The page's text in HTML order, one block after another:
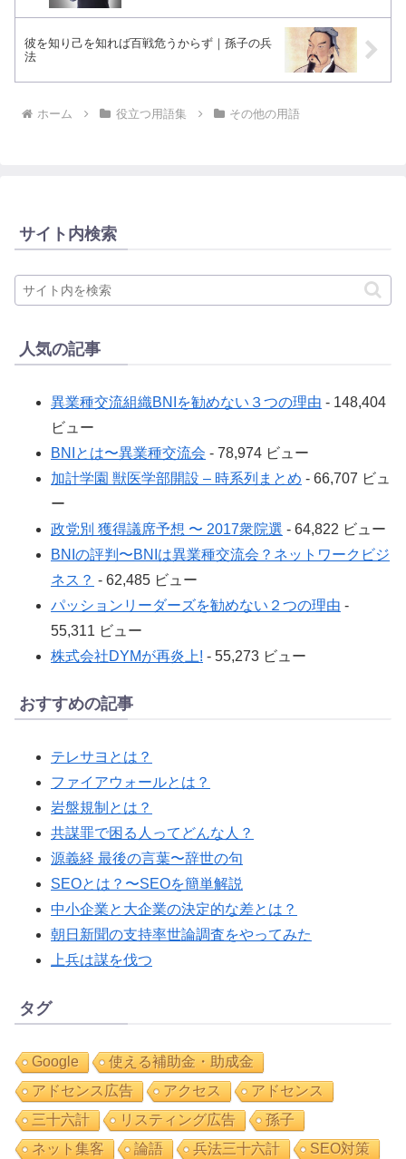
彼を知り己を知れば百戦危うからず｜孫子の兵
法
ホーム 役立つ用語集 その他の用語
サイト内検索
人気の記事
異業種交流組織BNIを勧めない３つの理由 - 148,404
ビュー
BNIとは〜異業種交流会 - 78,974 ビュー
加計学園 獣医学部開設 – 時系列まとめ - 66,707 ビュ
ー
政党別 獲得議席予想 〜 2017衆院選 - 64,822 ビュー
BNIの評判〜BNIは異業種交流会？ネットワークビジ
ネス？ - 62,485 ビュー
パッションリーダーズを勧めない２つの理由 -
55,311 ビュー
株式会社DYMが再炎上! - 55,273 ビュー
おすすめの記事
テレサヨとは？
ファイアウォールとは？
岩盤規制とは？
共謀罪で困る人ってどんな人？
源義経 最後の言葉〜辞世の句
SEOとは？〜SEOを簡単解説
中小企業と大企業の決定的な差とは？
朝日新聞の支持率世論調査をやってみた
上兵は謀を伐つ
タグ
Google
使える補助金・助成金
アドセンス広告
アクセス
アドセンス
三十六計
リスティング広告
孫子
ネット集客
論語 兵法三十六計 SEO対策